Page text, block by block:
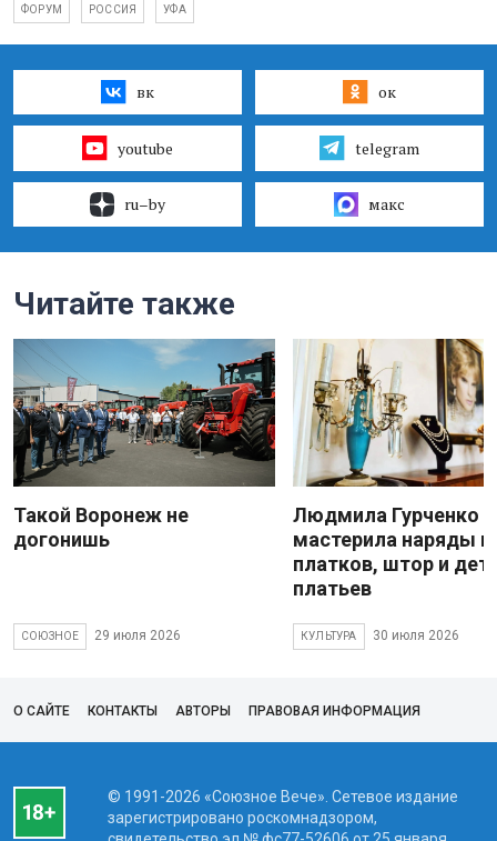
ФОРУМ РОССИЯ УФА
вк ок
youtube telegram
ru–by макс
Читайте также
Такой Воронеж не
догонишь
СОЮЗНОЕ 29 июля 2026
Людмила Гурченко
мастерила наряды
платков, штор и
платьев
КУЛЬТУРА 30 июля 2026
О САЙТЕ КОНТАКТЫ АВТОРЫ ПРАВОВАЯ ИНФОРМАЦИЯ
© 1991-2026 «Союзное Вече». Сетевое издание
зарегистрировано роскомнадзором,